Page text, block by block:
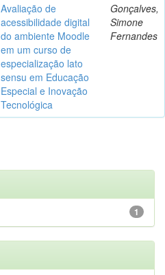
Avaliação de
acessibilidade digital
do ambiente Moodle
em um curso de
especialização lato
sensu em Educação
Especial e Inovação
Tecnológica
Gonçalves,
Simone
Fernandes
1